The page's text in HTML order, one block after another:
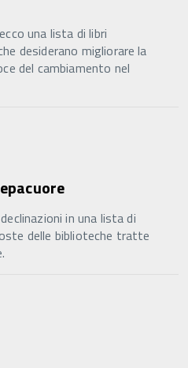
una lista di libri
desiderano migliorare la
del cambiamento nel
in una lista di
delle biblioteche tratte